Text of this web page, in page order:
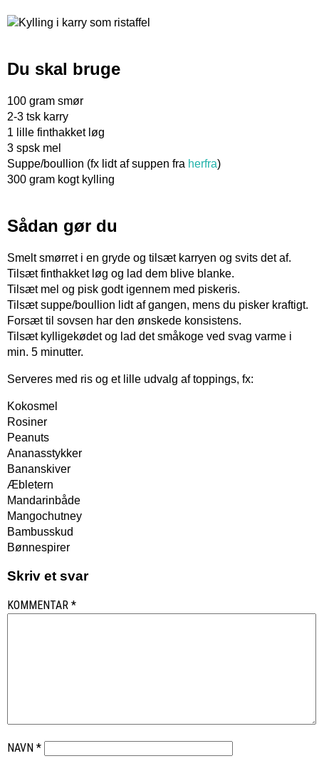
Du skal bruge
100 gram smør
2-3 tsk karry
1 lille finthakket løg
3 spsk mel
Suppe/boullion (fx lidt af suppen fra herfra)
300 gram kogt kylling
Sådan gør du
Smelt smørret i en gryde og tilsæt karryen og svits det af.
Tilsæt finthakket løg og lad dem blive blanke.
Tilsæt mel og pisk godt igennem med piskeris.
Tilsæt suppe/boullion lidt af gangen, mens du pisker kraftigt.
Forsæt til sovsen har den ønskede konsistens.
Tilsæt kylligekødet og lad det småkoge ved svag varme i
min. 5 minutter.
Serveres med ris og et lille udvalg af toppings, fx:
Kokosmel
Rosiner
Peanuts
Ananasstykker
Bananskiver
Æbletern
Mandarinbåde
Mangochutney
Bambusskud
Bønnespirer
Skriv et svar
KOMMENTAR *
NAVN *